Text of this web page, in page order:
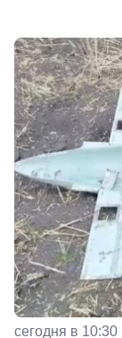
сегодня в 10:30